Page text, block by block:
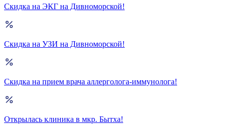
Скидка на ЭКГ на Дивноморской!
Скидка на УЗИ на Дивноморской!
Скидка на прием врача аллерголога-иммунолога!
Открылась клиника в мкр. Бытха!